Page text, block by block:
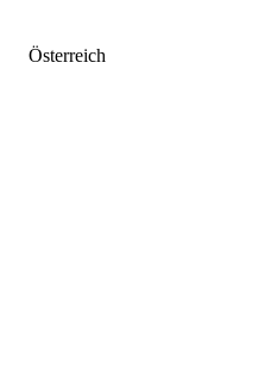
Österreich